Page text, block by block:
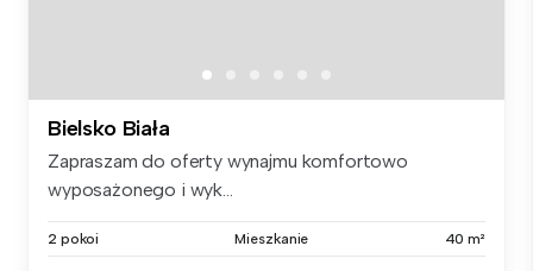
Bielsko Biała
Zapraszam do oferty wynajmu komfortowo
wyposażonego i wyk...
2 pokoi Mieszkanie 40 m²